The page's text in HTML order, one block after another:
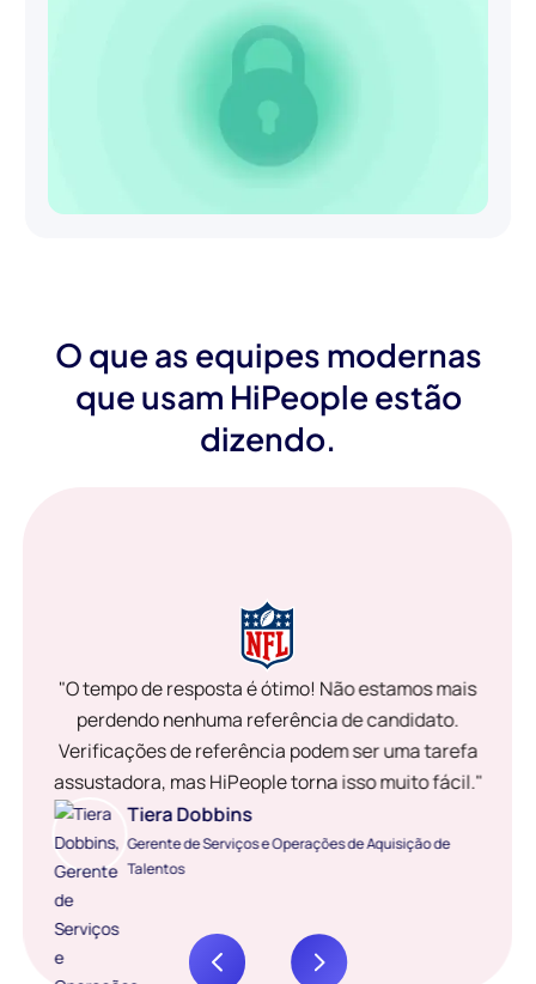
O que as equipes modernas
que usam HiPeople estão
dizendo.
"O tempo de resposta é ótimo! Não estamos mais
perdendo nenhuma referência de candidato.
Verificações de referência podem ser uma tarefa
assustadora, mas HiPeople torna isso muito fácil."
Tiera Dobbins
Gerente de Serviços e Operações de Aquisição de
Talentos